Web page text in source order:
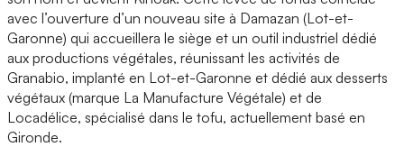
avec l’ouverture d’un nouveau site à Damazan (Lot-et-
Garonne) qui accueillera le siège et un outil industriel dédié
aux productions végétales, réunissant les activités de
Granabio, implanté en Lot-et-Garonne et dédié aux desserts
végétaux (marque La Manufacture Végétale) et de
Locadélice, spécialisé dans le tofu, actuellement basé en
Gironde.